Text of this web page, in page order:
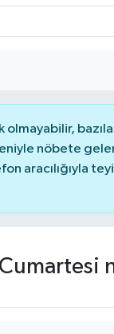
nöbete
aracılığıyla